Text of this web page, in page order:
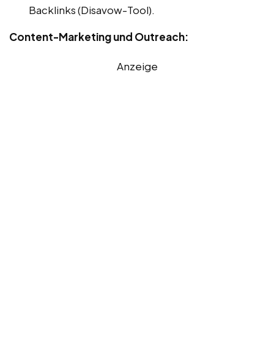
Backlinks (Disavow-Tool).
Content-Marketing und Outreach:
Anzeige